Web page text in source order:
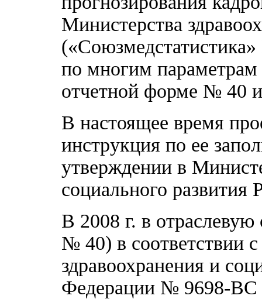
Министерства
по многим параметрам
отчетной форме № 40
В настоящее время
инструкция по ее
утверждении в
социального развития
В 2008 г. в
№ 40) в соответствии
здравоохранения и
Федерации № 9698-ВС